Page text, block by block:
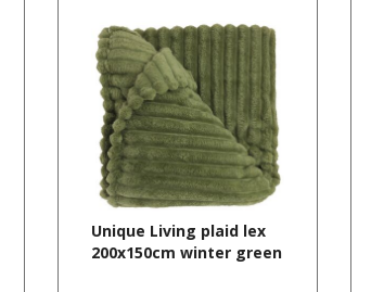
Unique Living plaid lex
200x150cm winter green